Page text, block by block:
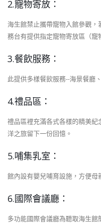
2.寵物寄放：
海生館禁止攜帶寵物入館參觀
務台有提供指定寵物寄放區（寵
3.餐飲服務：
此提供多樣餐飲服務--海景餐廳
4.禮品區：
禮品區裡充滿各式各樣的精美
洋之旅留下一份回憶。
5.哺集乳室：
館內設有嬰兒哺育設施，方便母
6.國際會議廳：
多功能國際會議廳為聽取海生館